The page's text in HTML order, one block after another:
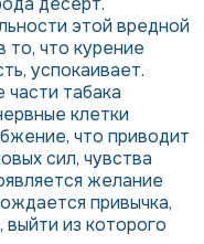
этой вредной
то, что курение
успокаивает.
табака
клетки
что приводит
сил, чувства
желание
привычка,
выйти из которого